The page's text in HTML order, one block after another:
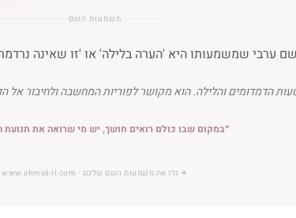
משמעות השם
שמשמעותו היא 'הערה בלילה' או 'זו שאינה
הדמדומים והלילה. הוא מקושר לפוריות המחשבה ולחיבור אל
״במקום שבו כולם רואים חושך, יש מי שרואה את תנועת
✦ גלו את משמעות השם שלכם · www.shmot-il.com